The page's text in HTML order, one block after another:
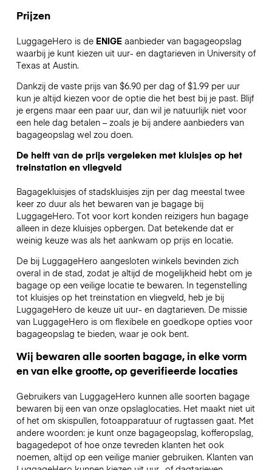
Prijzen
LuggageHero is de ENIGEaanbieder van bagageopslag
waarbij je kunt kiezen uit uur- en dagtarieven in University of
Texas at Austin.
Dankzij de vaste prijs van $6.90 per dag of $1.99 per uur
kun je altijd kiezen voor de optie die het best bij je past. Blijf
je ergens maar een paar uur, dan wil je natuurlijk niet voor
een hele dag betalen – zoals je bij andere aanbieders van
bagageopslag wel zou doen.
De helft van de prijs vergeleken met kluisjes op het
treinstation en vliegveld
Bagagekluisjes of stadskluisjes zijn per dag meestal twee
keer zo duur als het bewaren van je bagage bij
LuggageHero. Tot voor kort konden reizigers hun bagage
alleen in deze kluisjes opbergen. Dat betekende dat er
weinig keuze was als het aankwam op prijs en locatie.
De bij LuggageHero aangesloten winkels bevinden zich
overal in de stad, zodat je altijd de mogelijkheid hebt om je
bagage op een veilige locatie te bewaren. In tegenstelling
tot kluisjes op het treinstation en vliegveld, heb je bij
LuggageHero de keuze uit uur- en dagtarieven. De missie
van LuggageHero is om flexibele en goedkope opties voor
bagageopslag te bieden, waar je ook bent.
Wij bewaren alle soorten bagage, in elke vorm
en van elke grootte, op geverifieerde locaties
Gebruikers van LuggageHero kunnen alle soorten bagage
bewaren bij een van onze opslaglocaties. Het maakt niet uit
of het om skispullen, fotoapparatuur of rugtassen gaat. Met
andere woorden: je kunt onze bagageopslag, kofferopslag,
bagagedepot of hoe onze tevreden klanten het ook
noemen, altijd op een veilige manier gebruiken. Klanten van